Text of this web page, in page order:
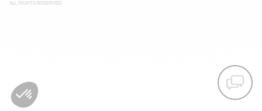
ALL RIGHTS RESERVED